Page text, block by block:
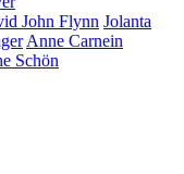
John Flynn Jolanta
Anne Carnein
Schön